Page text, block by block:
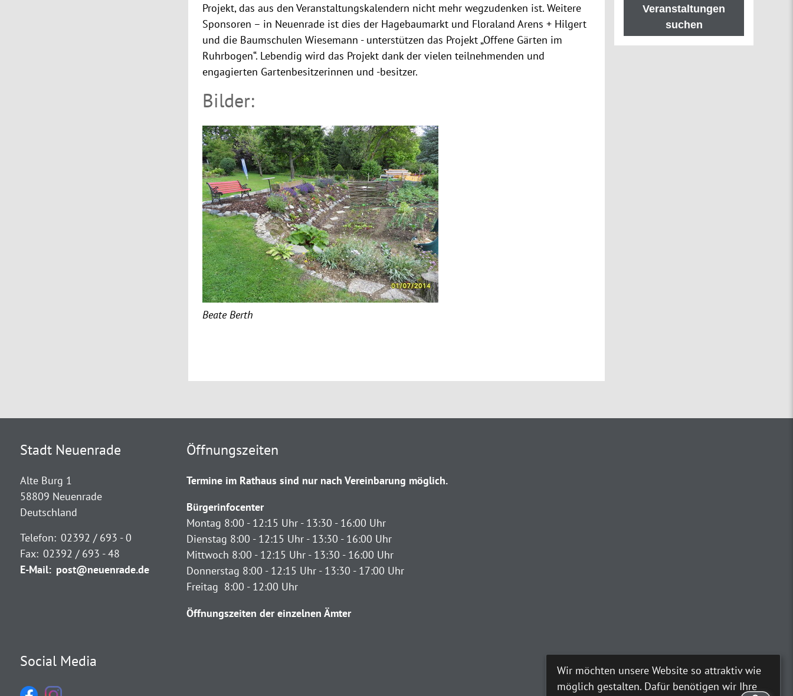
Projekt, das aus den Veranstaltungskalendern nicht mehr wegzudenken ist. Weitere
Sponsoren – in Neuenrade ist dies der Hagebaumarkt und Floraland Arens + Hilgert
und die Baumschulen Wiesemann - unterstützen das Projekt „Offene Gärten im
Ruhrbogen“. Lebendig wird das Projekt dank der vielen teilnehmenden und
engagierten Gartenbesitzerinnen und -besitzer.
Bilder:
Beate Berth
Veranstaltungen
suchen
Stadt Neuenrade
Alte Burg 1
58809 Neuenrade
Deutschland
Telefon: 02392 / 693 - 0
Fax: 02392 / 693 - 48
E-Mail: post@neuenrade.de
Öffnungszeiten
Termine im Rathaus sind nur nach Vereinbarung möglich.
Bürgerinfocenter
Montag 8:00 - 12:15 Uhr - 13:30 - 16:00 Uhr
Dienstag 8:00 - 12:15 Uhr - 13:30 - 16:00 Uhr
Mittwoch 8:00 - 12:15 Uhr - 13:30 - 16:00 Uhr
Donnerstag 8:00 - 12:15 Uhr - 13:30 - 17:00 Uhr
Freitag 8:00 - 12:00 Uhr
Öffnungszeiten der einzelnen Ämter
Social Media
Wir möchten unsere Website so attraktiv wie
möglich gestalten. Dafür benötigen wir Ihre